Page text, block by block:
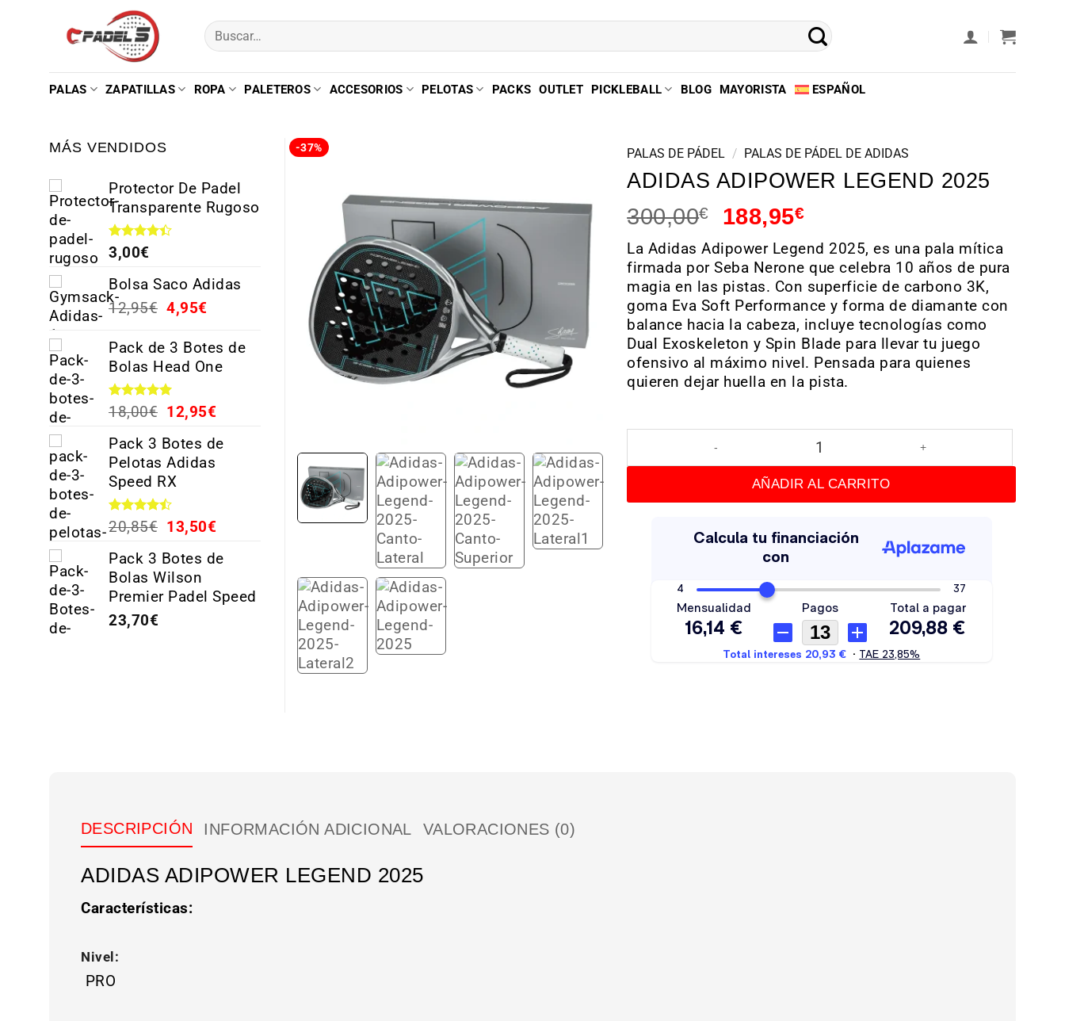
PALAS ZAPATILLAS ROPA PALETEROS ACCESORIOS PELOTAS PACKS OUTLET PICKLEBALL BLOG MAYORISTA ESPAÑOL
-37% PALAS DE PÁDEL / PALAS DE PÁDEL DE ADIDAS
ADIDAS ADIPOWER LEGEND 2025
300,00€ 188,95€
La Adidas Adipower Legend 2025, es una pala mítica
firmada por Seba Nerone que celebra 10 años de pura
magia en las pistas. Con superficie de carbono 3K,
goma Eva Soft Performance y forma de diamante con
balance hacia la cabeza, incluye tecnologías como
Dual Exoskeleton y Spin Blade para llevar tu juego
ofensivo al máximo nivel. Pensada para quienes
quieren dejar huella en la pista.
AÑADIR AL CARRITO
MÁS VENDIDOS
Protector De Padel
Transparente Rugoso
Valorado
con 4.38
3,00€
Bolsa Saco Adidas
12,95€ 4,95€
Pack de 3 Botes de
Bolas Head One
Valorado
con 5.00
18,00€ 12,95€
Pack 3 Botes de
Pelotas Adidas
Speed RX
Valorado
con 4.44
20,85€ 13,50€
Pack 3 Botes de
Bolas Wilson
Premier Padel Speed
23,70€
DESCRIPCIÓN INFORMACIÓN ADICIONAL VALORACIONES (0)
ADIDAS ADIPOWER LEGEND 2025
Características:
Nivel:
PRO